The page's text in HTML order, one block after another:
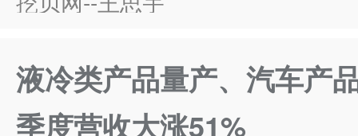
液冷类产品量产、汽车产
季度营收大涨51%